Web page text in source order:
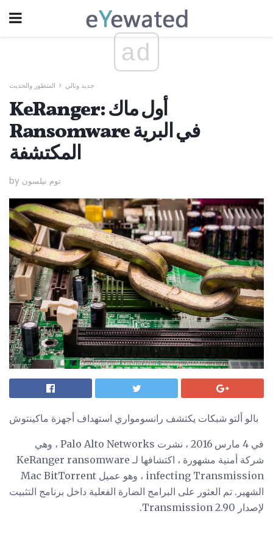
ad
جديد وتالي المتطور والحديث
KeRanger: أول ماك
Ransomware في البرية
المكتشفة
by توم نيلسون
بالو ألتو شبكات يكتشف رانسومواري استهداف أجهزة ماكينتوش
في 4 مارس 2016 ، نشرت Palo Alto Networks ، وهي
شركة أمنية مشهورة ، اكتشافها لـ KeRanger ransomware
infecting Transmission ، وهو عميل Mac BitTorrent
الشهير. تم العثور على البرامج الضارة الفعلية داخل برنامج التثبيت
لإصدار Transmission 2.90.